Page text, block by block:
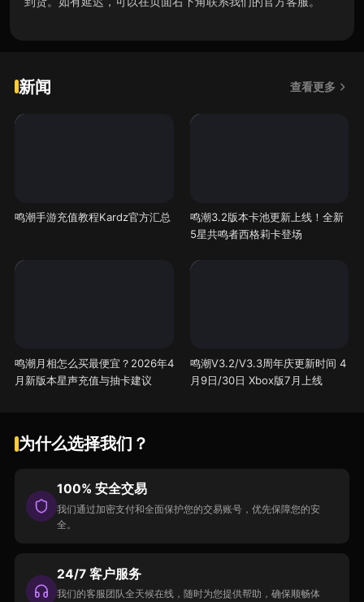
新闻 查看更多
鸣潮手游充值教程Kardz官方汇总
鸣潮3.2版本卡池更新上线！全新
5星共鸣者西格莉卡登场
鸣潮月相怎么买最便宜？2026年4
月新版本星声充值与抽卡建议
鸣潮V3.2/V3.3周年庆更新时间 4
月9日/30日 Xbox版7月上线
为什么选择我们？
100% 安全交易
我们通过加密支付和全面保护您的交易账号，优先保障您的安
全。
24/7 客户服务
我们的客服团队全天候在线，随时为您提供帮助，确保顺畅体